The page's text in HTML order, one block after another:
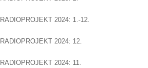
RADIOPROJEKT 2024: 1.-12.
RADIOPROJEKT 2024: 12.
RADIOPROJEKT 2024: 11.